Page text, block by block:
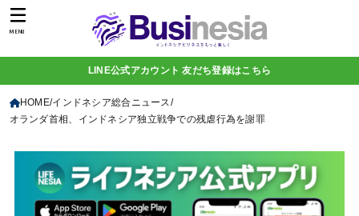
MENU
LINE公式アカウント 友だち登録はこちら
HOME インドネシア総合ニュース
オランダ首相、インドネシア独立戦争での残虐行為を謝罪